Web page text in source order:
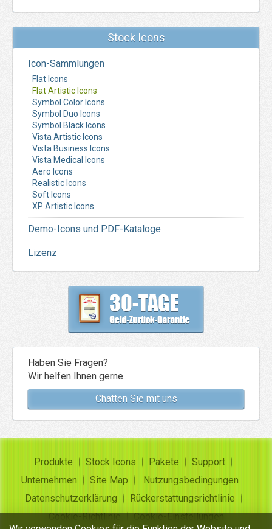
Stock Icons
Icon-Sammlungen
Flat Icons
Flat Artistic Icons
Symbol Color Icons
Symbol Duo Icons
Symbol Black Icons
Vista Artistic Icons
Vista Business Icons
Vista Medical Icons
Aero Icons
Realistic Icons
Soft Icons
XP Artistic Icons
Demo-Icons und PDF-Kataloge
Lizenz
Haben Sie Fragen?
Wir helfen Ihnen gerne.
Chatten Sie mit uns
Produkte Stock Icons Pakete
Support
Unternehmen
Site Map
Nutzungsbedingungen
Datenschutzerklärung
Rückerstattungsrichtlinie
Cookie-Richtlinie
Cookie-Einstellungen